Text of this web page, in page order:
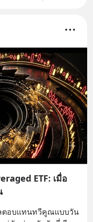
ETF: เมื่อ
ตอบแทนทวีคูณแบบวัน